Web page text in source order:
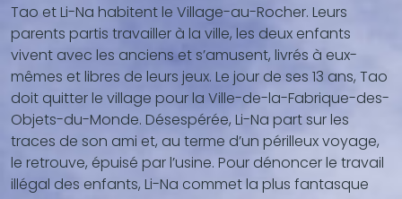
Tao et Li-Na habitent le Village-au-Rocher. Leurs
parents partis travailler à la ville, les deux enfants
vivent avec les anciens et s’amusent, livrés à eux-
mêmes et libres de leurs jeux. Le jour de ses 13 ans, Tao
doit quitter le village pour la Ville-de-la-Fabrique-des-
Objets-du-Monde. Désespérée, Li-Na part sur les
traces de son ami et, au terme d’un périlleux voyage,
le retrouve, épuisé par l’usine. Pour dénoncer le travail
illégal des enfants, Li-Na commet la plus fantasque